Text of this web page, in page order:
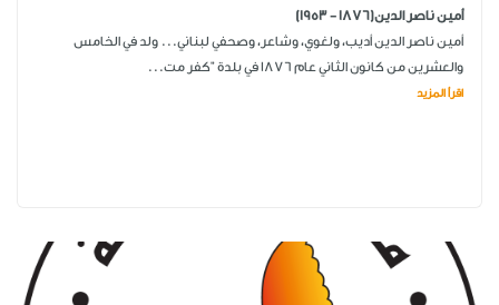
أمين ناصر الدين(1876 - 1953)
أمين ناصر الدين أديب، ولغوي، وشاعر، وصحفي لبناني... ولد في الخامس
والعشرين من كانون الثاني عام 1876 في بلدة "كفر مت...
اقرأ المزيد